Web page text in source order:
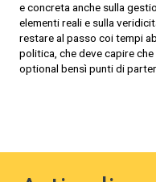
e concreta anche sulla
elementi reali e sulla
restare al passo coi tempi
politica, che deve capire
optional bensì punti di